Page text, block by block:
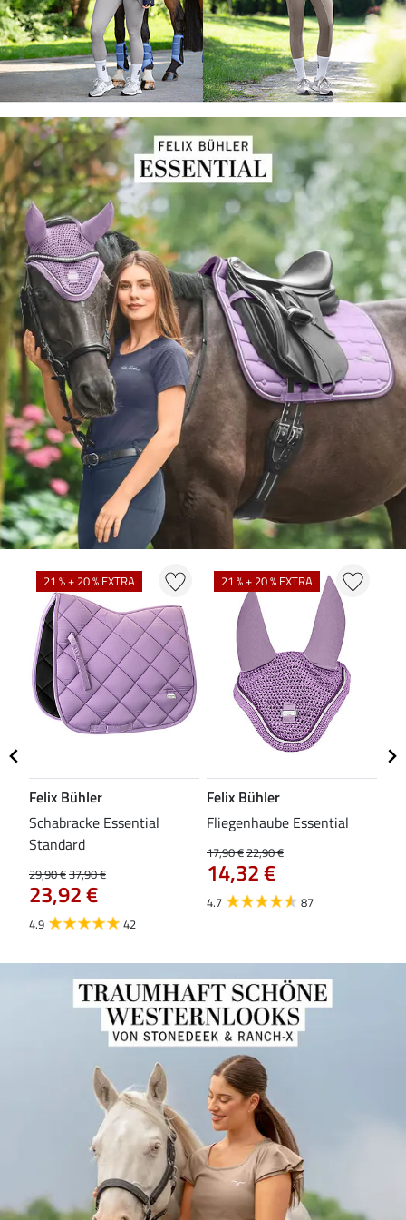
21 % + 20 % EXTRA
Felix Bühler
Schabracke Essential
Standard
29,90 €37,90 €
23,92 €
4.9 42
21 % + 20 % EXTRA
Felix Bühler
Fliegenhaube Essential
17,90 €22,90 €
14,32 €
4.7 87